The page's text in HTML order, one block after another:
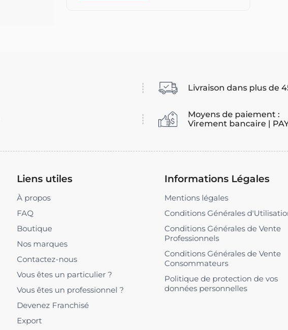
Livraison dans plus de
Moyens de paiement :
Virement bancaire |
Liens utiles
À propos
FAQ
Boutique
Nos marques
Contactez-nous
Vous êtes un particulier ?
Vous êtes un professionnel ?
Devenez Franchisé
Export
Informations Légales
Mentions légales
Conditions Générales
Conditions Générales de Vente
Professionnels
Conditions Générales de Vente
Consommateurs
Politique de protection de vos
données personnelles